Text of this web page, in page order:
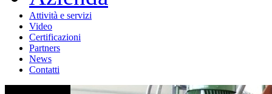
Attività e servizi
Video
Certificazioni
Partners
News
Contatti